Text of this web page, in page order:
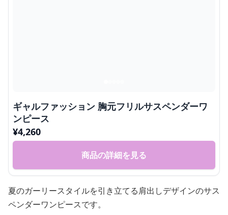
ギャルファッション 胸元フリルサスペンダーワ
ンピース
¥4,260
商品の詳細を見る
夏のガーリースタイルを引き立てる肩出しデザインのサス
ペンダーワンピースです。